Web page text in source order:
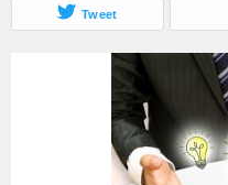
Tweet